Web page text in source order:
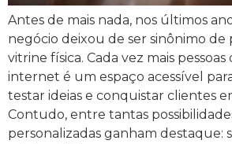
Antes de mais nada, nos últimos
negócio deixou de ser sinônimo
vitrine física. Cada vez mais
internet é um espaço acessível
testar ideias e conquistar clientes
Contudo, entre tantas
personalizadas ganham destaque: